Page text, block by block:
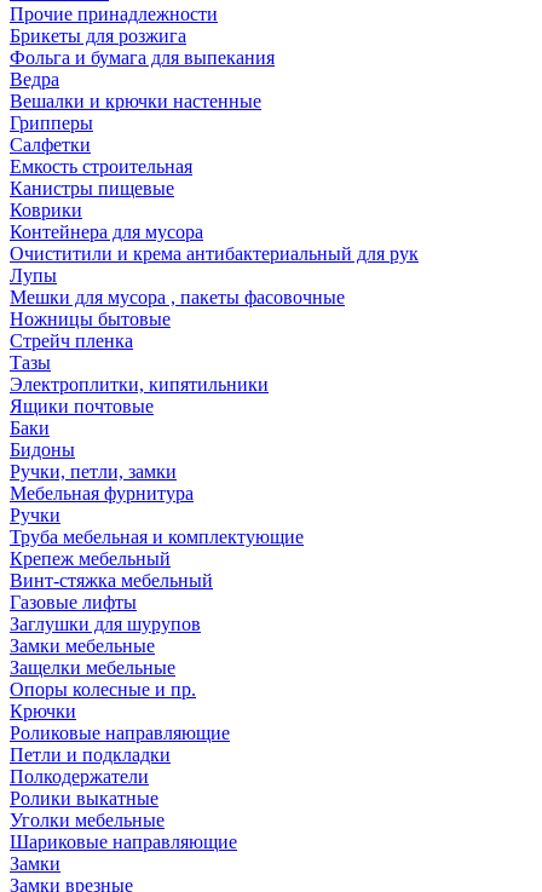
Прочие принадлежности
Брикеты для розжига
Фольга и бумага для выпекания
Ведра
Вешалки и крючки настенные
Грипперы
Салфетки
Емкость строительная
Канистры пищевые
Коврики
Контейнера для мусора
Очиститили и крема антибактериальный для рук
Лупы
Мешки для мусора , пакеты фасовочные
Ножницы бытовые
Стрейч пленка
Тазы
Электроплитки, кипятильники
Ящики почтовые
Баки
Бидоны
Ручки, петли, замки
Мебельная фурнитура
Ручки
Труба мебельная и комплектующие
Крепеж мебельный
Винт-стяжка мебельный
Газовые лифты
Заглушки для шурупов
Замки мебельные
Защелки мебельные
Опоры колесные и пр.
Крючки
Роликовые направляющие
Петли и подкладки
Полкодержатели
Ролики выкатные
Уголки мебельные
Шариковые направляющие
Замки
Замки врезные